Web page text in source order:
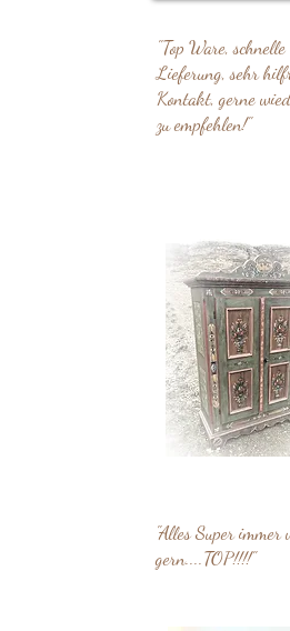
"Alles Super immer
gern....TOP!!!!"
"Top Ware, schnelle
Lieferung, sehr
Kontakt, gerne
zu empfehlen!"